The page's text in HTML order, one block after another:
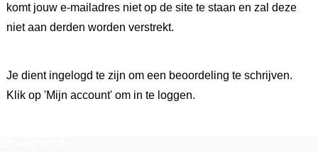
komt jouw e-mailadres niet op de site te staan en zal deze
niet aan derden worden verstrekt.
Je dient ingelogd te zijn om een beoordeling te schrijven.
Klik op 'Mijn account' om in te loggen.